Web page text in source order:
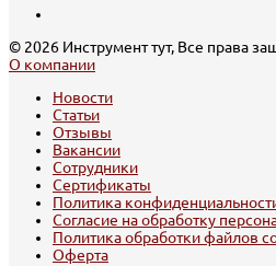
© 2026 Инструмент тут, Все права
О компании
Новости
Статьи
Отзывы
Вакансии
Сотрудники
Сертификаты
Политика
Согласие на обработку
Политика обработки файлов
Оферта